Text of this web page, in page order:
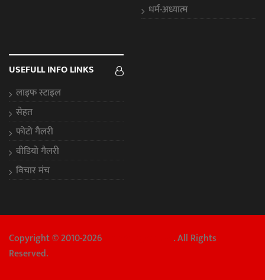
धर्म-अध्यात्म
USEFULL INFO LINKS
लाइफ स्टाइल
सेहत
फोटो गैलरी
वीडियो गैलरी
विचार मंच
Copyright © 2010-2026
. All Rights
Reserved.